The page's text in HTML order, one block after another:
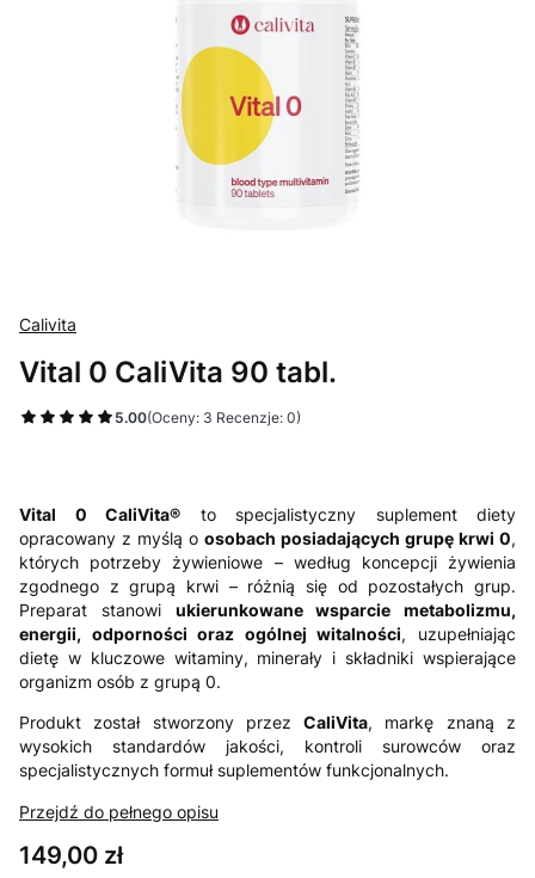
Calivita
Vital 0 CaliVita 90 tabl.
5.00(Oceny: 3 Recenzje: 0)
Vital 0 CaliVita® to specjalistyczny suplement diety
opracowany z myślą o osobach posiadających grupę krwi 0,
których potrzeby żywieniowe – według koncepcji żywienia
zgodnego z grupą krwi – różnią się od pozostałych grup.
Preparat stanowi ukierunkowane wsparcie metabolizmu,
energii, odporności oraz ogólnej witalności, uzupełniając
dietę w kluczowe witaminy, minerały i składniki wspierające
organizm osób z grupą 0.
Produkt został stworzony przezCaliVita, markę znaną z
wysokich standardów jakości, kontroli surowców oraz
specjalistycznych formuł suplementów funkcjonalnych.
Przejdź do pełnego opisu
Cena
149,00 zł